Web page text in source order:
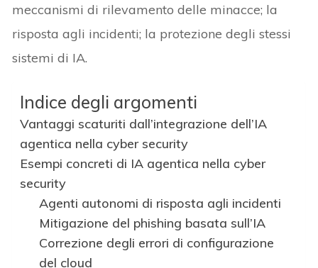
meccanismi di rilevamento delle minacce; la
risposta agli incidenti; la protezione degli stessi
sistemi di IA.
Indice degli argomenti
Vantaggi scaturiti dall’integrazione dell’IA
agentica nella cyber security
Esempi concreti di IA agentica nella cyber
security
Agenti autonomi di risposta agli incidenti
Mitigazione del phishing basata sull’IA
Correzione degli errori di configurazione
del cloud